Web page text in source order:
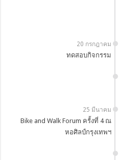
20 กรกฎาคม
ทดสอบกิจกรรม
25 มีนาคม
Bike and Walk Forum ครั้งที่ 4 ณ
หอศิลป์กรุงเทพฯ